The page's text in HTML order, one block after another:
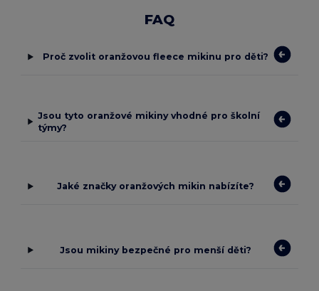
FAQ
Proč zvolit oranžovou fleece mikinu pro děti?
Jsou tyto oranžové mikiny vhodné pro školní
týmy?
Jaké značky oranžových mikin nabízíte?
Jsou mikiny bezpečné pro menší děti?